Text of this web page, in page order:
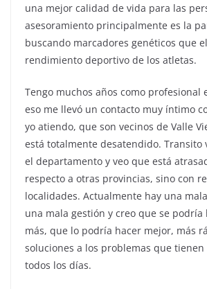
una mejor calidad de vida para las
asesoramiento principalmente es la
buscando marcadores genéticos que
rendimiento deportivo de los atletas.
Tengo muchos años como profesional
eso me llevó un contacto muy íntimo
yo atiendo, que son vecinos de Valle
está totalmente desatendido. Transito
el departamento y veo que está
respecto a otras provincias, sino con
localidades. Actualmente hay una
una mala gestión y creo que se podría
más, que lo podría hacer mejor, más
soluciones a los problemas que tienen
todos los días.